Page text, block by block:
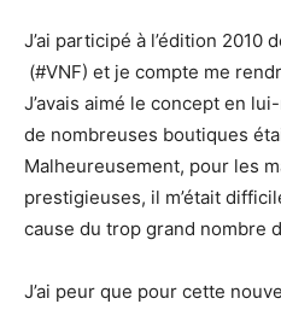
J’ai participé à l’édition 2010
(#VNF) et je compte me
J’avais aimé le concept en
de nombreuses boutiques
Malheureusement, pour les
prestigieuses, il m’était
cause du trop grand nombre
J’ai peur que pour cette